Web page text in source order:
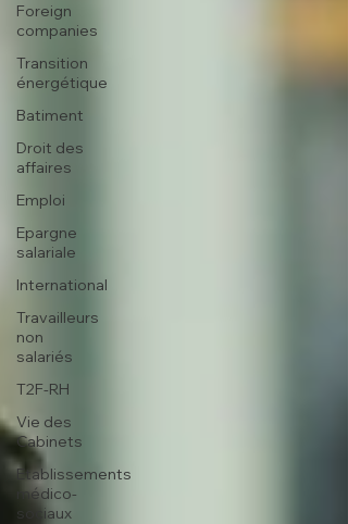
Foreign
companies
Transition
énergétique
Batiment
Droit des
affaires
Emploi
Epargne
salariale
International
Travailleurs
non
salariés
T2F-RH
Vie des
Cabinets
Etablissements
médico-
sociaux